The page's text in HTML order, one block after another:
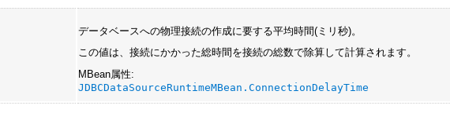
データベースへの物理接続の作成に要する平均時間(ミリ秒)。
この値は、接続にかかった総時間を接続の総数で除算して計算されます。
MBean属性:
JDBCDataSourceRuntimeMBean.ConnectionDelayTime